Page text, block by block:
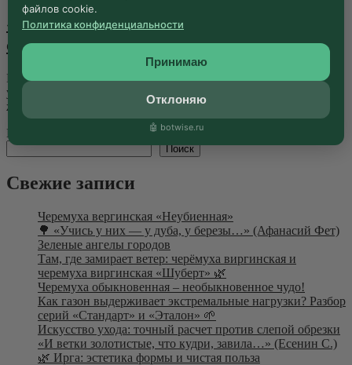
«Сады Бэллы»: Философия имени,
скрытая в кронах
Когда нас спрашивают: «Кто она — та самая Бэлла?», мы
улыбаемся. Ведь дать один ответ — значит ограничить
живую энергию, которая питает...Далее
Поиск
Поиск
Свежие записи
Черемуха вергинская «Неубиенная»
🌳 «Учись у них — у дуба, у березы…» (Афанасий Фет)
Зеленые ангелы городов
Там, где замирает ветер: черёмуха виргинская и
черемуха виргинская «Шуберт» 🌿
Черемуха обыкновенная – необыкновенное чудо!
Как газон выдерживает экстремальные нагрузки? Разбор
серий «Стандарт» и «Эталон» 🌱
Искусство ухода: точный расчет против слепой обрезки
«И ветки золотистые, что кудри, завила…» (Есенин С.)
🌿 Ирга: эстетика формы и чистая польза
файлов cookie.
Политика конфиденциальности
Принимаю
Отклоняю
🤖 botwise.ru